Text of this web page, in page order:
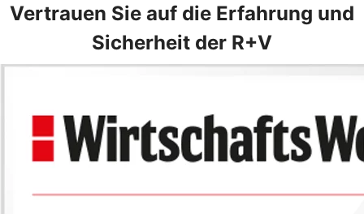
Vertrauen Sie auf die Erfahrung und
Sicherheit der R+V